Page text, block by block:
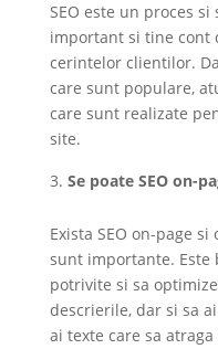
SEO este un proces
important si tine cont
cerintelor clientilor.
care sunt populare,
care sunt realizate
site.
Se poate SEO on-
Exista SEO on-page
sunt importante. Este
potrivite si sa
descrierile, dar si sa
ai texte care sa